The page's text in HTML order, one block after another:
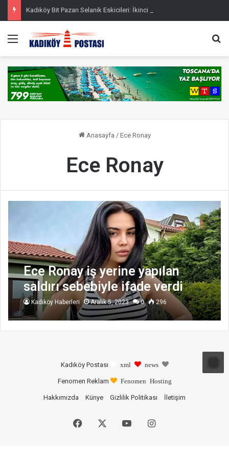
Kadıköy Bit Pazarı Selanik Eskicileri: İkinci El
Menü
Anasayfa / Ece Ronay
Ece Ronay
Ece Ronay iş yerine yapılan
saldırı sebebiyle ifade verdi
Kadıköy Haberleri Aralık 5, 2023 0 296
Kadıköy Postası xml news
Fenomen Reklam Fenomen Hosting
Hakkımızda Künye Gizlilik Politikası İletişim
Facebook YouTubeInstagram